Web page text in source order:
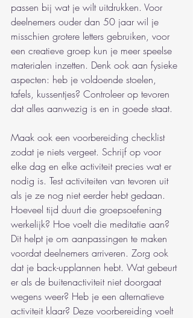
passen bij wat je wilt uitdrukken. Voor
deelnemers ouder dan 50 jaar wil je
misschien grotere letters gebruiken, voor
een creatieve groep kun je meer speelse
materialen inzetten. Denk ook aan fysieke
aspecten: heb je voldoende stoelen,
tafels, kussentjes? Controleer op tevoren
dat alles aanwezig is en in goede staat.
Maak ook een voorbereiding checklist
zodat je niets vergeet. Schrijf op voor
elke dag en elke activiteit precies wat er
nodig is. Test activiteiten van tevoren uit
als je ze nog niet eerder hebt gedaan.
Hoeveel tijd duurt die groepsoefening
werkelijk? Hoe voelt die meditatie aan?
Dit helpt je om aanpassingen te maken
voordat deelnemers arriveren. Zorg ook
dat je back-upplannen hebt. Wat gebeurt
er als de buitenactiviteit niet doorgaat
wegens weer? Heb je een alternatieve
activiteit klaar? Deze voorbereiding voelt